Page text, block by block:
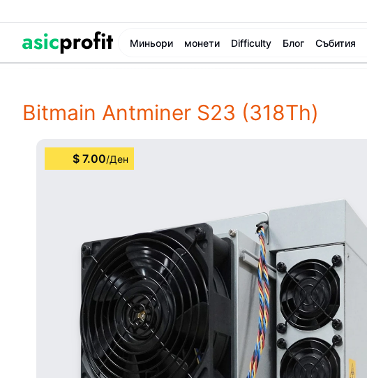
Миньори монети Difficulty Блог Събития
Bitmain Antminer S23 (318Th)
$ 7.00/Ден